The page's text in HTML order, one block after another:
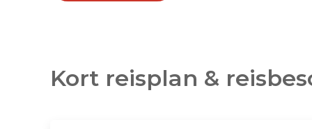
een (warme) douche op de kamer. De
reissom. U heeft vaak een rijke keuze aan
Kort reisplan &